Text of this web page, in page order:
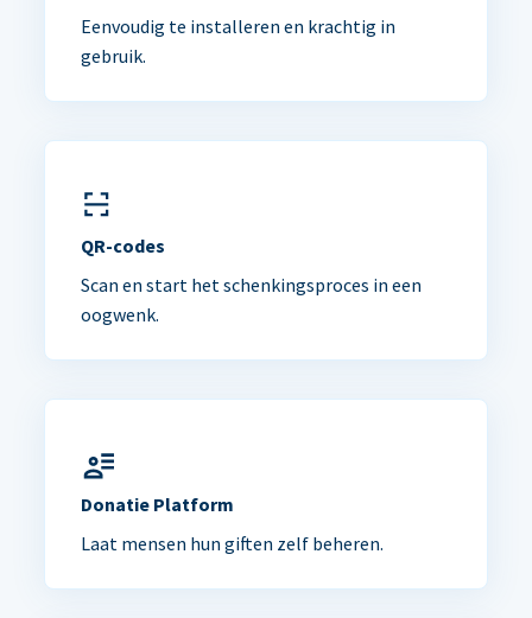
Eenvoudig te installeren en krachtig in
gebruik.
QR-codes
Scan en start het schenkingsproces in een
oogwenk.
Donatie Platform
Laat mensen hun giften zelf beheren.